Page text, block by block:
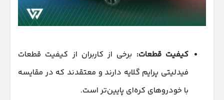
کیفیت قطعات: برخی از کاربران از کیفیت قطعات
فیدلیتی پرایم گلایه دارند و معتقدند که در مقایسه
با خودروهای کره‌ای پایین‌تر است.